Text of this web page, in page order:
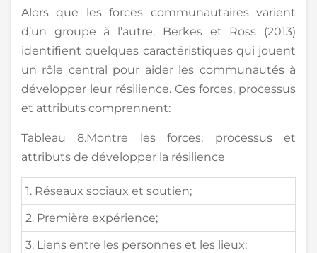
Alors que les forces communautaires varient
d’un groupe à l’autre, Berkes et Ross (2013)
identifient quelques caractéristiques qui jouent
un rôle central pour aider les communautés à
développer leur résilience. Ces forces, processus
et attributs comprennent:
Tableau 8.Montre les forces, processus et
attributs de développer la résilience
1. Réseaux sociaux et soutien;
2. Première expérience;
3. Liens entre les personnes et les lieux;